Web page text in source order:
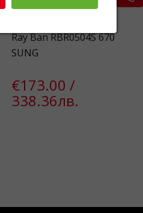
Ray Ban RBR0504S 670
SUNG
€173.00 /
338.36лв.